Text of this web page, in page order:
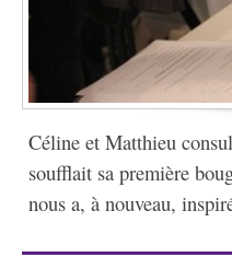
Céline et Matthieu
soufflait sa première
nous a, à nouveau,